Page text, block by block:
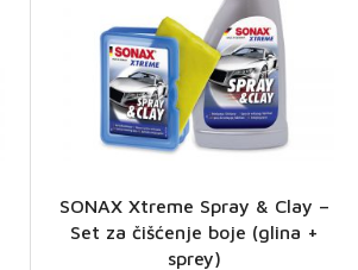
SONAX Xtreme Spray & Clay –
Set za čišćenje boje (glina +
sprey)